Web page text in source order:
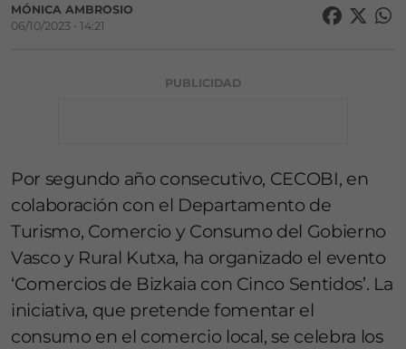
MÓNICA AMBROSIO
06/10/2023 • 14:21
PUBLICIDAD
Por segundo año consecutivo, CECOBI, en
colaboración con el Departamento de
Turismo, Comercio y Consumo del Gobierno
Vasco y Rural Kutxa, ha organizado el evento
‘Comercios de Bizkaia con Cinco Sentidos’. La
iniciativa, que pretende fomentar el
consumo en el comercio local, se celebra los